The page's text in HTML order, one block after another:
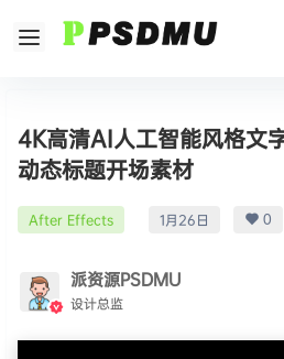
4K高清AI人工智能风格文
动态标题开场素材
After Effects 1月26日 0
派资源PSDMU
设计总监